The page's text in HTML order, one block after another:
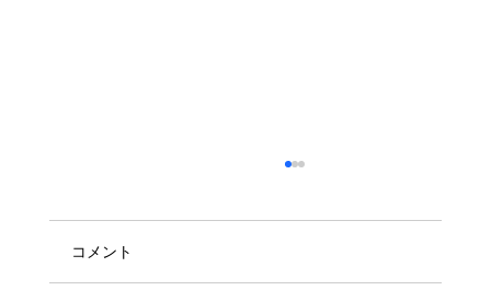
コメント